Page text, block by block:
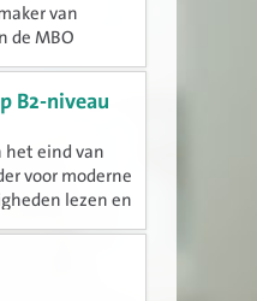
van
de MBO
het ROC
B2-niveau
het eind van
voor moderne
lezen en
spreken...